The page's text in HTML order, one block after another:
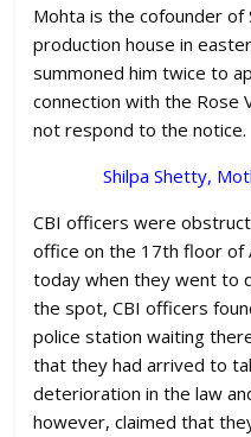
Mohta is the cofounder of
production house in
summoned him twice to
connection with the Rose
not respond to the notice.
Shilpa Shetty,
CBI officers were
office on the 17th floor of
today when they went to
the spot, CBI officers
police station waiting
that they had arrived to
deterioration in the law
however, claimed that